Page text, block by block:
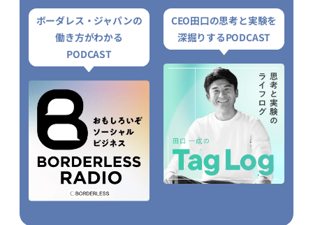
ボーダレス・ジャパンの
働き方がわかる
PODCAST
CEO田口の思考と実験を
深掘りするPODCAST